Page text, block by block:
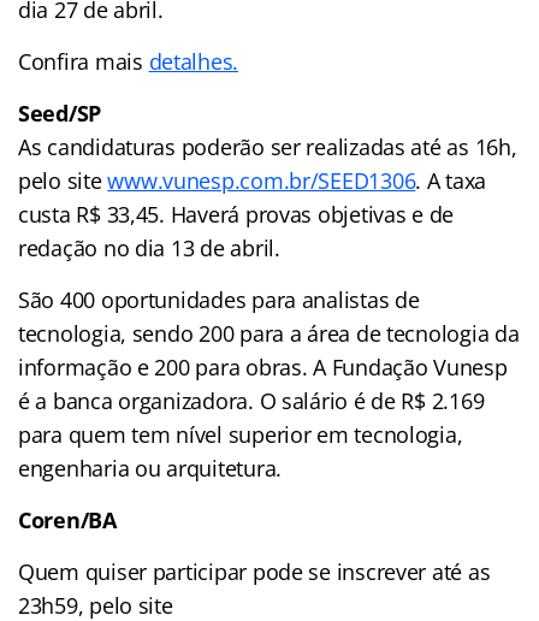
dia 27 de abril.
Confira mais detalhes.
Seed/SP
As candidaturas poderão ser realizadas até as 16h,
pelo sitewww.vunesp.com.br/SEED1306. A taxa
custa R$ 33,45. Haverá provas objetivas e de
redação no dia 13 de abril.
São 400 oportunidades para analistas de
tecnologia, sendo 200 para a área de tecnologia da
informação e 200 para obras. A Fundação Vunesp
é a banca organizadora. O salário é de R$ 2.169
para quem tem nível superior em tecnologia,
engenharia ou arquitetura.
Coren/BA
Quem quiser participar pode se inscrever até as
23h59, pelo site